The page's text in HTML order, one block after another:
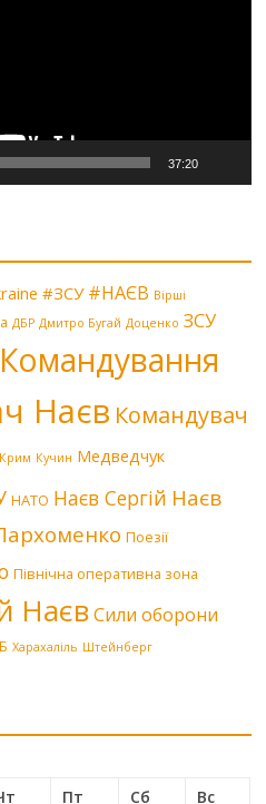
37:20
#ЗСУ #НАЄВ Вірші
ДБР Дмитро Бугай Доценко ЗСУ
Командування
Наєв Командувач
Крим Кучин Медведчук
НАТО Наєв Сергій Наєв
Поезії
Північна оперативна зона
Наєв Сили оборони
Харахаліль Штейнберг
Пт Сб Вс